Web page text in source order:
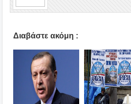
Διαβάστε ακόμη :